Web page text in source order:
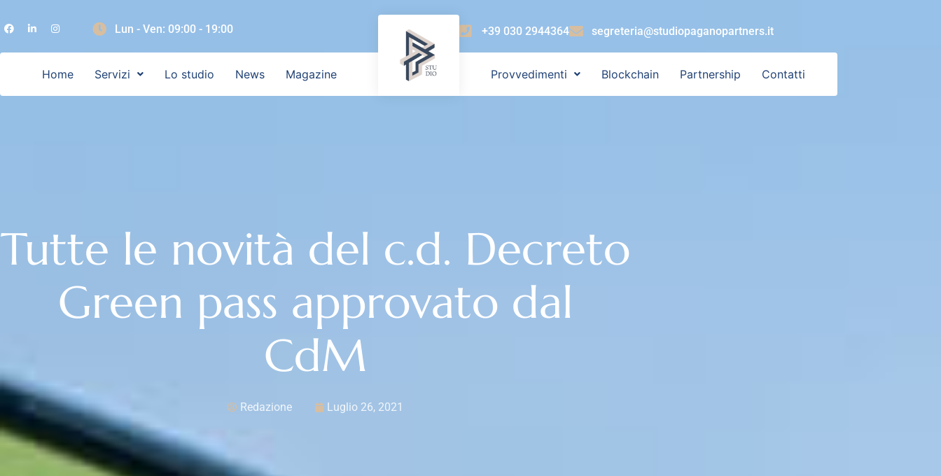
Lun - Ven: 09:00 - 19:00
Home Servizi Lo studio News Magazine
+39 030 2944364 segreteria@studiopaganopartners.it
Provvedimenti Blockchain Partnership Contatti
Tutte le novità del c.d. Decreto
Green pass approvato dal
CdM
Redazione Luglio 26, 2021